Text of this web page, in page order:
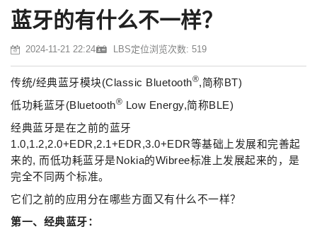
蓝牙的有什么不一样？
2024-11-21 22:24 LBS定位浏览次数: 519
传统/经典蓝牙模块(Classic Bluetooth®,简称BT)
低功耗蓝牙(Bluetooth® Low Energy,简称BLE)
经典蓝牙是在之前的蓝牙
1.0,1.2,2.0+EDR,2.1+EDR,3.0+EDR等基础上发展和完善起
来的, 而低功耗蓝牙是Nokia的Wibree标准上发展起来的，是
完全不同两个标准。
它们之前的应用分在哪些方面又有什么不一样？
第一、经典蓝牙：